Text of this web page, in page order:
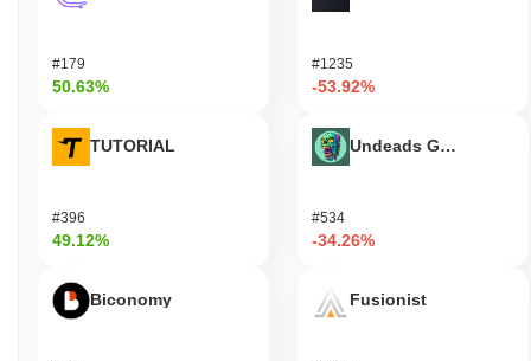
#179
50.63%
TUTORIAL
#396
49.12%
Biconomy
#1235
-53.92%
Undeads Games
#534
-34.26%
Fusionist